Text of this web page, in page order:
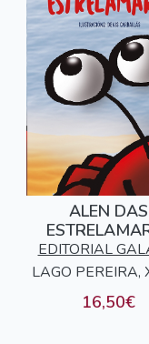
ALEN DAS
EDITORIAL
S.A.
LAGO PEREIRA,
XOSE
16,50€